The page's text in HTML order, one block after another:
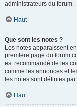
administrateurs du forum.
Haut
Que sont les notes ?
Les notes apparaissent
première page du forum
est recommandé de les
comme les annonces et
les notes sont définies
Haut